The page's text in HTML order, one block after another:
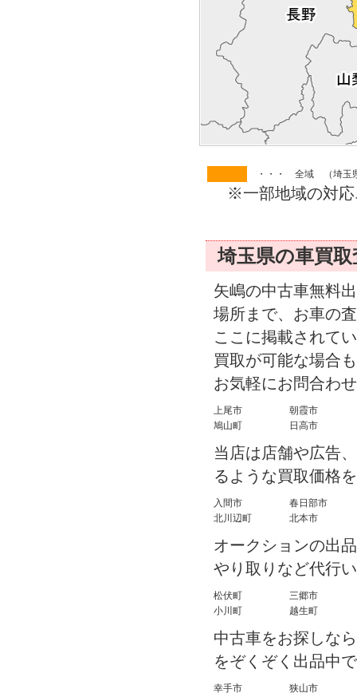
・・・ 全域 （埼玉
※一部地域の対応
埼玉県の車買
矢嶋の中古車無料
場所まで、お車の
ここに掲載されて
買取が可能な場合
お気軽にお問合わ
上尾市
朝霞市
鳩山町
日高市
当店は店舗や広告
るような買取価格
入間市
春日部市
北川辺町
北本市
オークションの出
やり取りなど代行
松伏町
三郷市
小川町
越生町
中古車をお探しな
をぞくぞく出品中
幸手市
狭山市